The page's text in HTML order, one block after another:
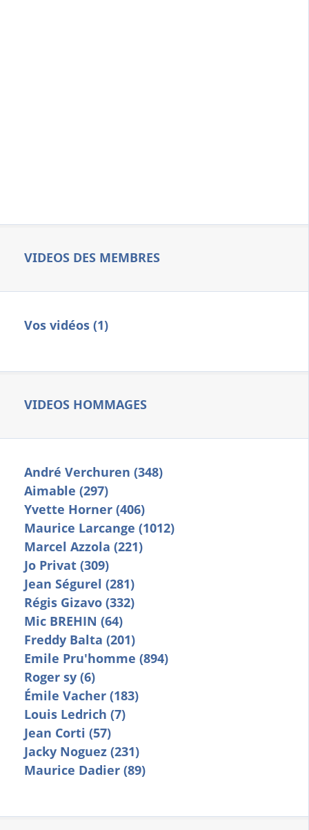
VIDEOS DES MEMBRES
Vos vidéos (1)
VIDEOS HOMMAGES
André Verchuren (348)
Aimable (297)
Yvette Horner (406)
Maurice Larcange (1012)
Marcel Azzola (221)
Jo Privat (309)
Jean Ségurel (281)
Régis Gizavo (332)
Mic BREHIN (64)
Freddy Balta (201)
Emile Pru'homme (894)
Roger sy (6)
Émile Vacher (183)
Louis Ledrich (7)
Jean Corti (57)
Jacky Noguez (231)
Maurice Dadier (89)